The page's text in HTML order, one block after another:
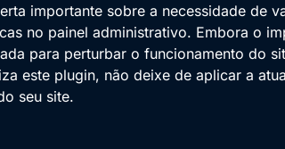
importante sobre a necessidade de
no painel administrativo. Embora o
para perturbar o funcionamento do
este plugin, não deixe de aplicar a
seu site.